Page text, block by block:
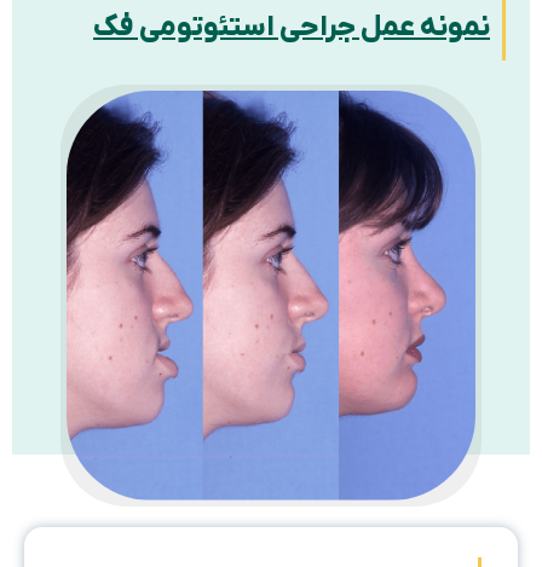
نمونه عمل جراحی استئوتومی فک